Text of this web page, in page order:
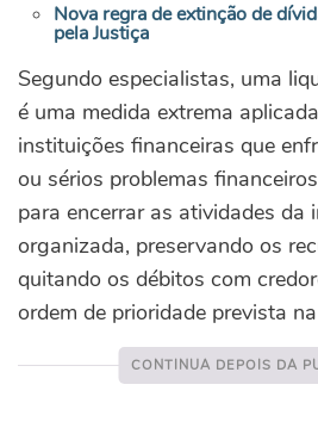
Nova regra de extinção de
pela Justiça
Segundo especialistas, uma
é uma medida extrema
instituições financeiras que
ou sérios problemas
para encerrar as atividades da
organizada, preservando os
quitando os débitos com
ordem de prioridade prevista